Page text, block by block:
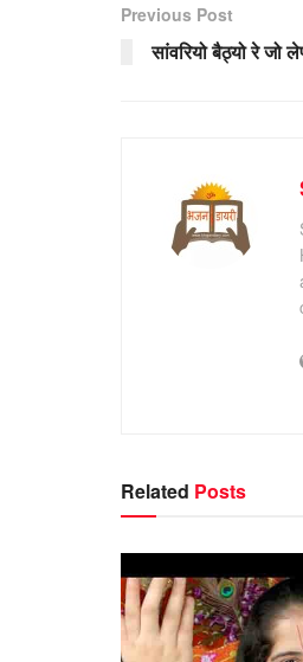
Previous Post
सांवरियो बैठ्यो रे जो
Related Posts